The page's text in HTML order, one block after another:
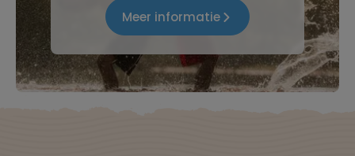
Meer informatie